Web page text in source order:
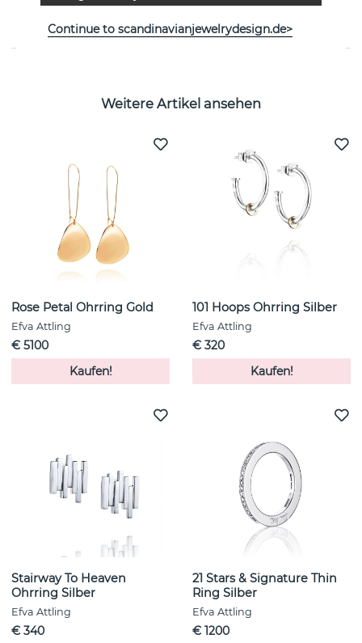
Weitere Artikel ansehen
Rose Petal Ohrring Gold
Efva Attling
€ 5100
Kaufen!
101 Hoops Ohrring Silber
Efva Attling
€ 320
Kaufen!
Stairway To Heaven
Ohrring Silber
Efva Attling
€ 340
21 Stars & Signature Thin
Ring Silber
Efva Attling
€ 1200
Continue to scandinavianjewelrydesign.de>